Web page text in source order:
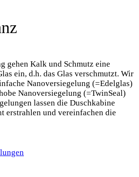
gehen Kalk und Schmutz eine
ein, d.h. das Glas verschmutzt. Wir
Nanoversiegelung (=Edelglas)
Nanoversiegelung (=TwinSeal)
lassen die Duschkabine
erstrahlen und vereinfachen die